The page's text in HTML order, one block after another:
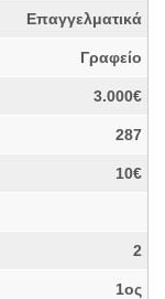
Επαγγελματικά
Γραφείο
3.000€
287
10€
2
1ος